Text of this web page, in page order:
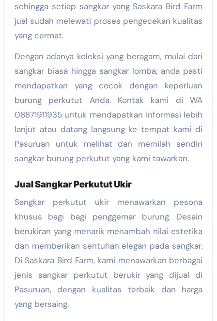
sehingga setiap sangkar yang Saskara Bird Farm
jual sudah melewati proses pengecekan kualitas
yang cermat.
Dengan adanya koleksi yang beragam, mulai dari
sangkar biasa hingga sangkar lomba, anda pasti
mendapatkan yang cocok dengan keperluan
burung perkutut Anda. Kontak kami di WA
08871911935 untuk mendapatkan informasi lebih
lanjut atau datang langsung ke tempat kami di
Pasuruan untuk melihat dan memilah sendiri
sangkar burung perkutut yang kami tawarkan.
Jual Sangkar Perkutut Ukir
Sangkar perkutut ukir menawarkan pesona
khusus bagi bagi penggemar burung. Desain
berukiran yang menarik menambah nilai estetika
dan memberikan sentuhan elegan pada sangkar.
Di Saskara Bird Farm, kami menawarkan berbagai
jenis sangkar perkutut berukir yang dijual di
Pasuruan, dengan kualitas terbaik dan harga
yang bersaing.